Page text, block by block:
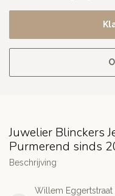
Juwelier Blinckers
Purmerend sinds
Beschrijving
Willem Eggertstraat